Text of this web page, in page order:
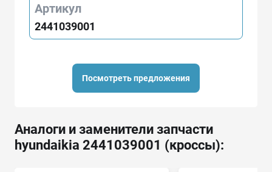
Артикул
2441039001
Посмотреть предложения
Аналоги и заменители запчасти
hyundaikia 2441039001 (кроссы):